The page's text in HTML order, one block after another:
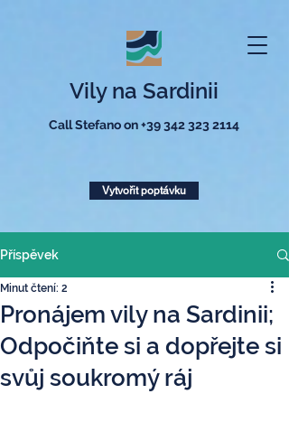
Vily na Sardinii
Call Stefano on+39 342 323 2114
Vytvořit poptávku
Příspěvek
Pronájem vily na Sardinii;
Odpočiňte si a dopřejte si
svůj soukromý ráj
Minut čtení: 2